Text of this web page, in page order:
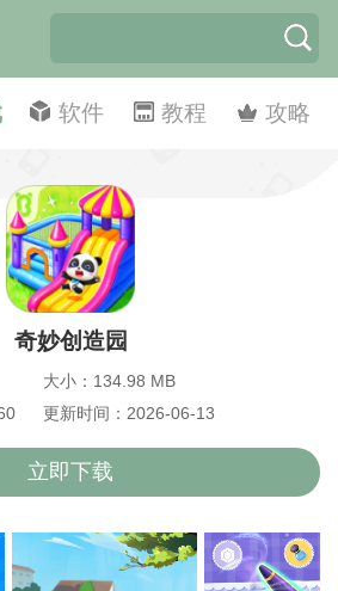
软件 教程 攻略
奇妙创造园
大小：134.98 MB
更新时间：2026-06-13
立即下载